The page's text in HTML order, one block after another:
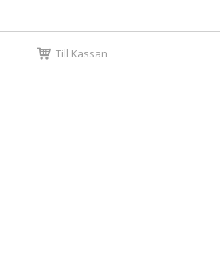
Till Kassan